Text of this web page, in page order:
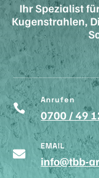
Ihr Spezialist
Kugenstrahlen,

Anrufen
0700 / 49

EMAIL
info@tbb-